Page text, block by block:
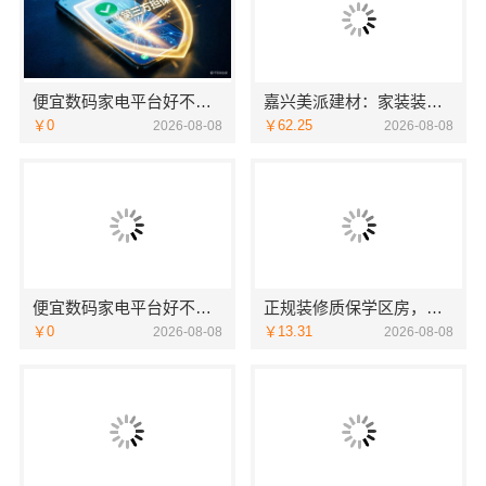
便宜数码家电平台好不好湖北省惠物电子商务有限公司
￥0 2026-08-08
嘉兴美派建材：家装装修环保材料靠谱商家推荐
￥62.25 2026-08-08
便宜数码家电平台好不好：湖北省惠物电子商务有限公司
￥0 2026-08-08
正规装修质保学区房，浙江臻美新型建材有限公司保障孩子未来
￥13.31 2026-08-08